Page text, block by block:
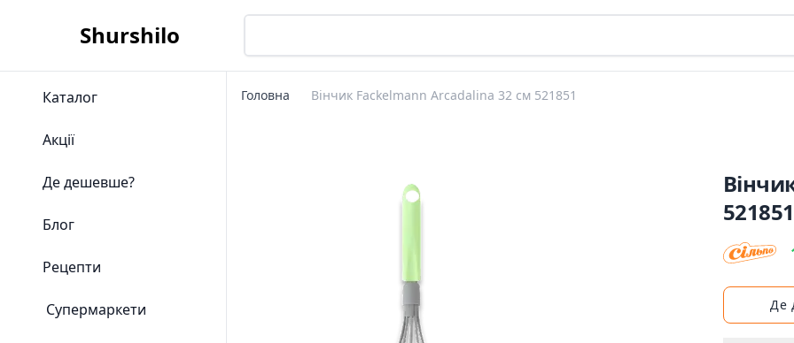
Shurshilo
Каталог
Акції
Де дешевше?
Блог
Рецепти
Супермаркети
Головна Вінчик Fackelmann Arcadalina 32 см 521851
521851
Де